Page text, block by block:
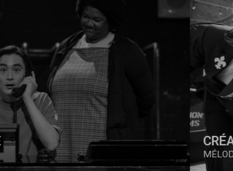
IN VIVO
MALONEY